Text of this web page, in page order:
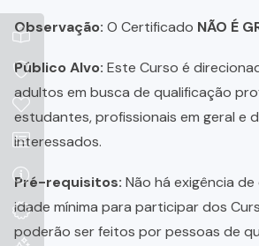
Observação: O Certificado NÃO É
Público Alvo: Este Curso é
adultos em busca de qualificação
estudantes, profissionais em geral e
interessados.
Pré-requisitos: Não há exigência
idade mínima para participar dos
poderão ser feitos por pessoas de